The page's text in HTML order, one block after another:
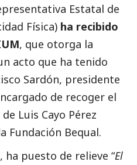
Estatal de
Física) ha recibido
, que otorga la
acto que ha tenido
Sardón, presidente
de recoger el
Luis Cayo Pérez
Fundación Bequal.
ha puesto de relieve “El